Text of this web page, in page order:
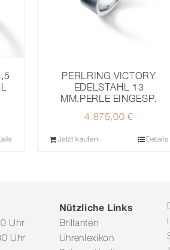
PERLRING VICTORY
EDELSTAHL 13
MM,PERLE EINGESP.
4.875,00€
Jetzt kaufen Details
Uhr
Uhr
Nützliche Links
Brillanten
Uhrenlexikon